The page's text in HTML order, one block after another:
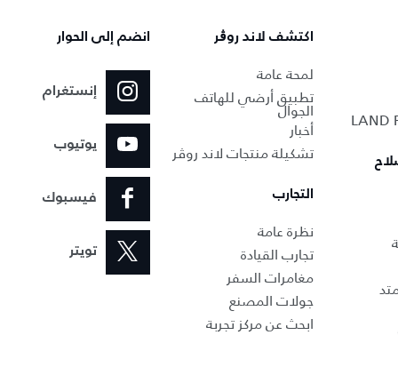
اكتشف لاند روڨر
لمحة عامة
تطبيق أرضي للهاتف
الجوال
أخبار
تشكيلة منتجات لاند روڤر
التجارب
نظرة عامة
تجارب القيادة
مغامرات السفر
جولات المصنع
ابحث عن مركز تجربة
انضم إلى الحوار
إنستغرام
يوتيوب
فيسبوك
تويتر